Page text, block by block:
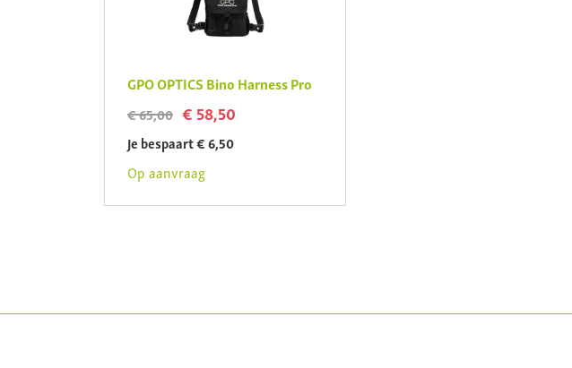
GPO OPTICS Bino Harness Pro
€ 65,00 € 58,50
Je bespaart € 6,50
Op aanvraag